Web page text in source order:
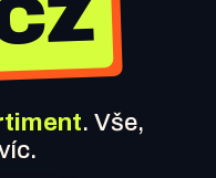
. Vše,